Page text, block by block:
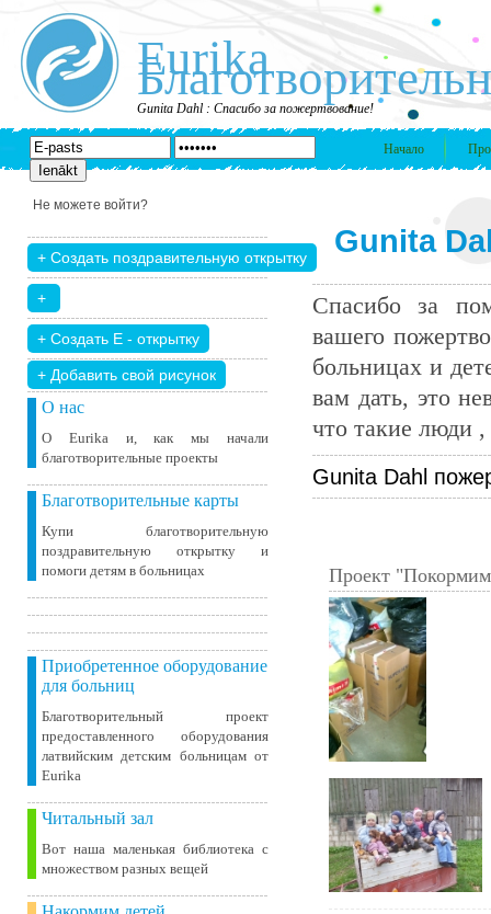
Eurika
Gunita Dahl : Спасибо за пожертвование!
Начало
Не можете войти?
+ Добавить свой ​​рисунок
О нас
О Eurika и, как мы начали
благотворительные проекты
Благотворительные карты
Купи благотворительную
поздравительную открытку и
помоги детям в больницах
Приобретенное оборудование
для больниц
Благотворительный проект
предоставленного оборудования
латвийским детским больницам от
Eurika
Читальный зал
Вот наша маленькая библиотека c
множеством разных вещей
Gunita
Спасибо за
вашего
больницах и
вам дать, это
что такие люди
Gunita Dahl
Проект